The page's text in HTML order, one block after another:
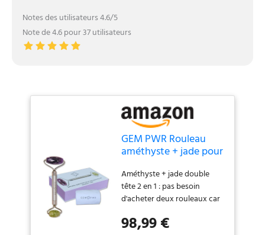
Notes des utilisateurs 4.6/5
Note de 4.6 pour 37 utilisateurs
GEM PWR Rouleau
améthyste + jade pour
du cou, double pierre
précieuse avec
poignée en acier
durable et sac de
voyage. Minimise les
Améthyste + jade double
tête 2 en 1 : pas besoin
d'acheter deux rouleaux car
construction haut de
98,99 €